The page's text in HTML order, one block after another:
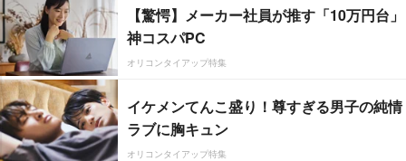
【驚愕】メーカー社員が推す「10万円台」
神コスパPC
オリコンタイアップ特集
イケメンてんこ盛り！尊すぎる男子の純情
ラブに胸キュン
オリコンタイアップ特集